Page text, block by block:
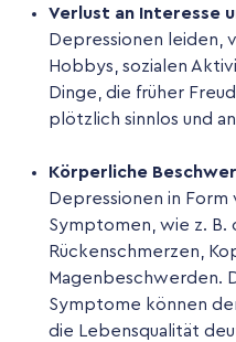
Verlust an Interesse
Depressionen leiden,
Hobbys, sozialen
Dinge, die früher
plötzlich sinnlos und
Körperliche
Depressionen in
Symptomen, wie z. B.
Rückenschmerzen,
Magenbeschwerden.
Symptome können
die Lebensqualität